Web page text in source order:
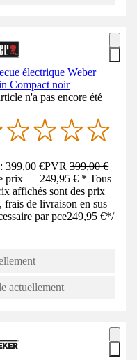
électrique Weber
Compact noir
n'a pas encore été
399,00 €PVR399,00 €
prix — 249,95 € * Tous
affichés sont des prix
frais de livraison en sus
par pce249,95 €*/
actuellement